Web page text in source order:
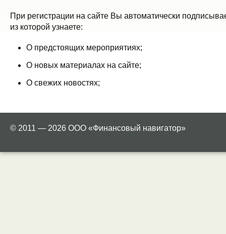
При регистрации на сайте Вы автоматически
из которой узнаете:
О предстоящих мероприятиях;
О новых материалах на сайте;
О свежих новостях;
© 2011 — 2026 ООО «Финансовый навигатор»